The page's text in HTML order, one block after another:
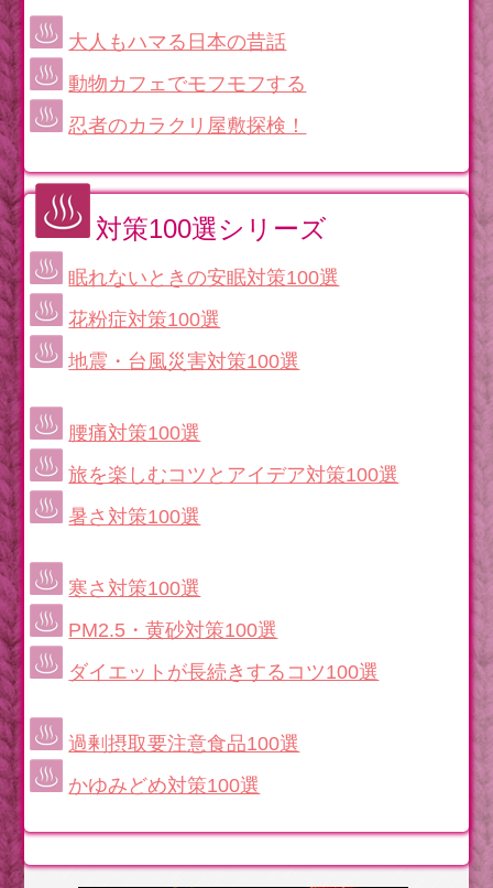
大人もハマる日本の昔話
動物カフェでモフモフする
忍者のカラクリ屋敷探検！
対策100選シリーズ
眠れないときの安眠対策100選
花粉症対策100選
地震・台風災害対策100選
腰痛対策100選
旅を楽しむコツとアイデア対策100選
暑さ対策100選
寒さ対策100選
PM2.5・黄砂対策100選
ダイエットが長続きするコツ100選
過剰摂取要注意食品100選
かゆみどめ対策100選